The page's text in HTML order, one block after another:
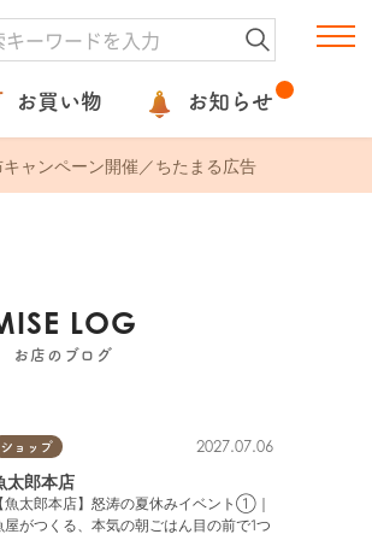
お買い物 お知らせ
ャンペーン開催／ちたまる広告
LOG
お店のブログ
ショップ 2027.07.06
太郎本店
【魚太郎本店】怒涛の夏休みイベント①｜
屋がつくる、本気の朝ごはん目の前で1つ